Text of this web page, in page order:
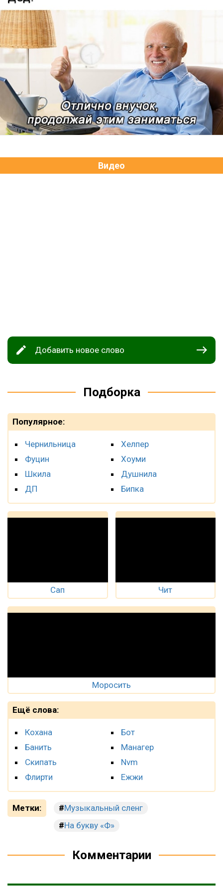
Видео
Добавить новое слово
Подборка
Популярное:
Чернильница
Фуцин
Шкила
ДП
Хелпер
Хоуми
Душнила
Бипка
Сап Чит
Моросить
Ещё слова:
Кохана
Банить
Скипать
Флирти
Бот
Манагер
Nvm
Ежжи
Метки:
Музыкальный сленг
На букву «Ф»
Комментарии